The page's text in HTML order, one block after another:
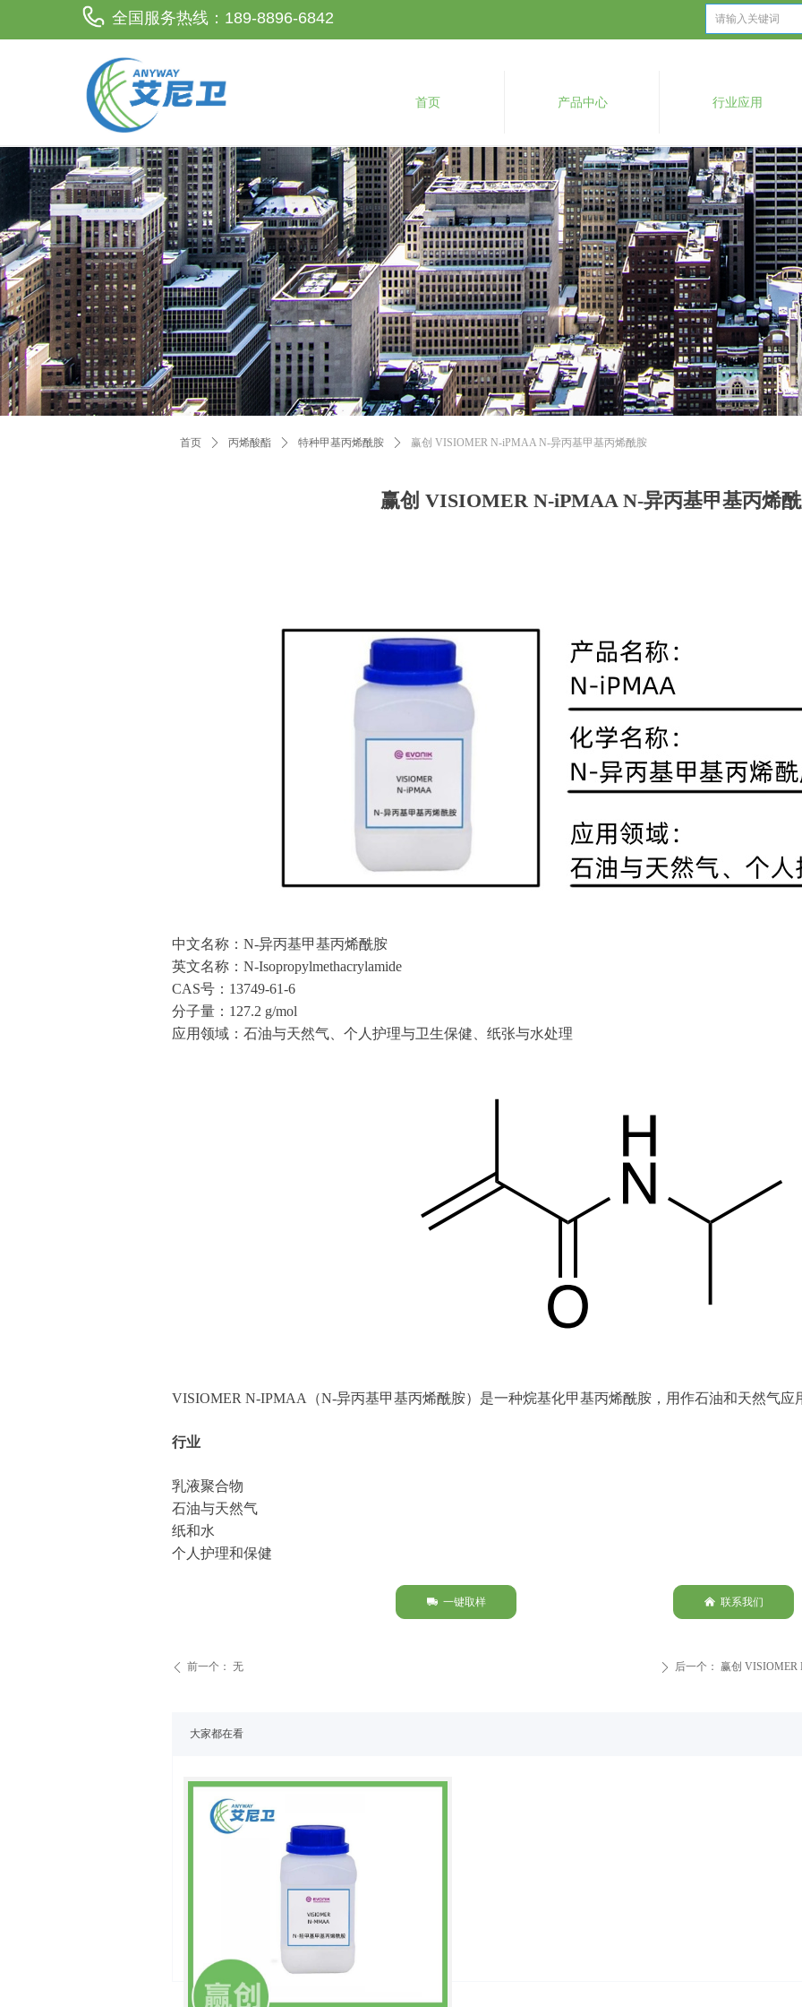
首页 产品中心 行业应用
全国服务热线：189-8896-6842
首页 ꄲ 丙烯酸酯 ꄲ 特种甲基丙烯酰胺 ꄲ 赢创 VISIOMER N-iPMAA N-异丙基甲基丙烯酰胺
赢创 VISIOMER N-iPMAA N-异丙基甲基丙烯
大家都在看
ꄴ 前一个： 无 ꄲ 后一个： 赢创 VISIOMER
中文名称：N-异丙基甲基丙烯酰胺
英文名称：N-Isopropylmethacrylamide
CAS号：13749-61-6
分子量：127.2 g/mol
应用领域：石油与天然气、个人护理与卫生保健、纸张与水处理
VISIOMER N-IPMAA（N-异丙基甲基丙烯酰胺）是一种烷基化甲基丙烯酰胺，用作石油和天然气应
行业
乳液聚合物
石油与天然气
纸和水
个人护理和保健
년 一键取样 낀 联系我们